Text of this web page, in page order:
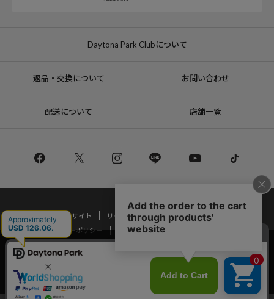
Daytona Park Clubについて
返品・交換について お問い合わせ
配送について 店舗一覧
コーポレートサイト リクルート
サステナブルマークについて
プライバシーポリシー
特定商取引法・古物営業法に基づく表記
Copyright © DAYTONA INTERNATIONAL Co.,Ltd All Rights Reserved.
当サイトでは利用体験の向上およびコンテンツの最適な提供、トラフィック
の分析を目的としてCookieを使用しています。
サイトの閲覧を継続された場合、Cookieの利用に同意したことものといたし
ます。